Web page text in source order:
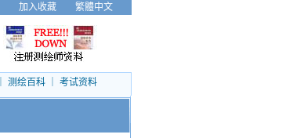
加入收藏 繁體中文
测绘百科｜ 考试资料